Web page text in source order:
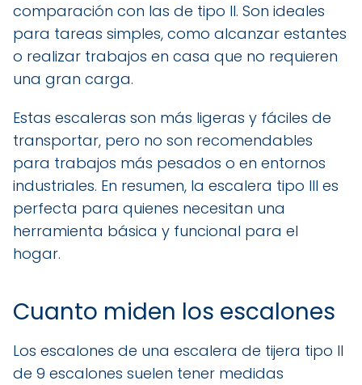
comparación con las de tipo II. Son ideales
para tareas simples, como alcanzar estantes
o realizar trabajos en casa que no requieren
una gran carga.
Estas escaleras son más ligeras y fáciles de
transportar, pero no son recomendables
para trabajos más pesados o en entornos
industriales. En resumen, la escalera tipo III es
perfecta para quienes necesitan una
herramienta básica y funcional para el
hogar.
Cuanto miden los escalones
Los escalones de una escalera de tijera tipo II
de 9 escalones suelen tener medidas